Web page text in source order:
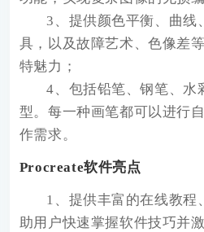
3、提供颜色平衡、曲线
具，以及故障艺术、色像差
特魅力；
4、包括铅笔、钢笔、水
型。每一种画笔都可以进行
作需求。
Procreate软件亮点
1、提供丰富的在线教程
助用户快速掌握软件技巧并